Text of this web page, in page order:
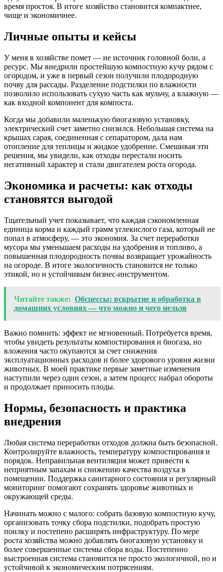
время простоя. В итоге хозяйство становится компактнее,
чище и экономичнее.
Личные опыты и кейсы
У меня в хозяйстве помет — не источник головной боли, а
ресурс. Мы внедрили простейшую компостную кучу рядом с
огородом, и уже в первый сезон получили плодородную
почву для рассады. Разделение подстилки по влажности
позволило использовать сухую часть как мульчу, а влажную —
как входной компонент для компоста.
Когда мы добавили маленькую биогазовую установку,
электрический счет заметно снизился. Небольшая система на
крышах сарая, соединенная с сепаратором, дала нам
отопление для теплицы и жидкое удобрение. Смешивая эти
решения, мы увидели, как отходы перестали носить
негативный характер и стали двигателем роста огорода.
Экономика и расчеты: как отходы
становятся выгодой
Тщательный учет показывает, что каждая сэкономленная
единица корма и каждый грамм углекислого газа, который не
попал в атмосферу, — это экономия. За счет переработки
мусора мы уменьшаем расходы на удобрения и топливо, а
повышенная плодородность почвы возвращает урожайность
на огороде. В итоге экологичность становится не только
этикой, но и устойчивым бизнес-инструментом.
Читайте также: Обсцессы: вскрытие и обработка в
домашних условиях — что можно и чего нельзя
Важно помнить: эффект не мгновенный. Потребуется время,
чтобы увидеть результаты компостирования и биогаза, но
вложения часто окупаются за счет снижения
эксплуатационных расходов и более здорового уровня жизни
животных. В моей практике первые заметные изменения
наступили через один сезон, а затем процесс набрал обороты
и продолжает приносить плоды.
Нормы, безопасность и практика
внедрения
Любая система переработки отходов должна быть безопасной.
Контролируйте влажность, температуру компостирования и
порядок. Неправильная вентиляция может привести к
неприятным запахам и снижению качества воздуха в
помещении. Поддержка санитарного состояния и регулярный
мониторинг помогают сохранять здоровье животных и
окружающей среды.
Начинать можно с малого: собрать базовую компостную кучу,
организовать точку сбора подстилки, подобрать простую
поилку и постепено расширять инфраструктуру. По мере
роста хозяйства можно добавлять биогазовую установку и
более совершенные системы сбора воды. Постепенно
выстроенная система становится не просто экологичной, но и
устойчивой к экономическим потрясениям.